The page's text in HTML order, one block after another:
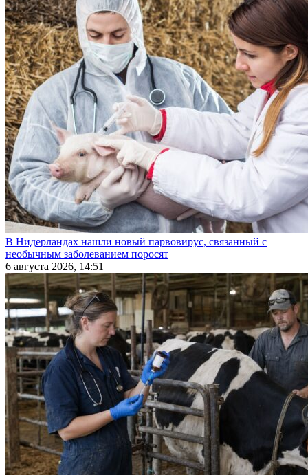
В Нидерландах нашли новый парвовирус, связанный с
необычным заболеванием поросят
6 августа 2026, 14:51